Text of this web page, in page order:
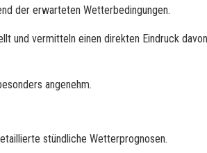
der erwarteten Wetterbedingungen.
und vermitteln einen direkten Eindruck
angenehm.
stündliche Wetterprognosen.